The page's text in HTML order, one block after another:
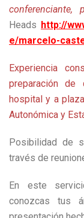
conferenciante,
Heads http://
e/marcelo-
Experiencia
preparación
hospital y a
Autonómica y
Posibilidad de
través de
En este
conozcas tus